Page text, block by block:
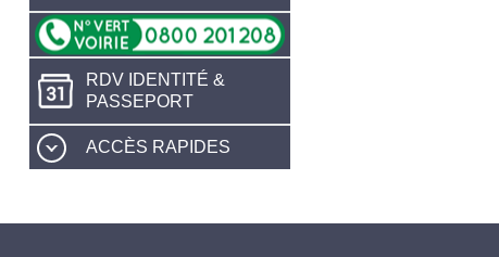
RDV IDENTITÉ &
PASSEPORT
ACCÈS RAPIDES